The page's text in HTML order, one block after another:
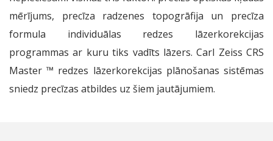
mērījums, precīza radzenes topogrāfija un precīza
formula individuālas redzes lāzerkorekcijas
programmas ar kuru tiks vadīts lāzers. Carl Zeiss CRS
Master ™ redzes lāzerkorekcijas plānošanas sistēmas
sniedz precīzas atbildes uz šiem jautājumiem.